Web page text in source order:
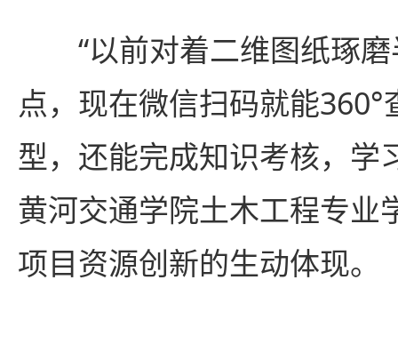
“以前对着二维图纸琢
点，现在微信扫码就能
型，还能完成知识考核，学
黄河交通学院土木工程专业
项目资源创新的生动体现。